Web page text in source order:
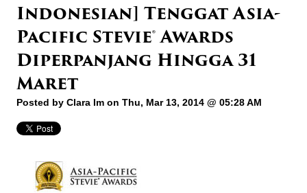
Indonesian] Tenggat Asia-
Pacific Stevie® Awards
Diperpanjang Hingga 31
Maret
Posted by Clara Im on Thu, Mar 13, 2014 @ 05:28 AM